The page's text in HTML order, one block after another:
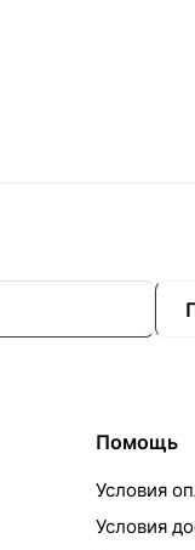
Помощь
Условия
Условия